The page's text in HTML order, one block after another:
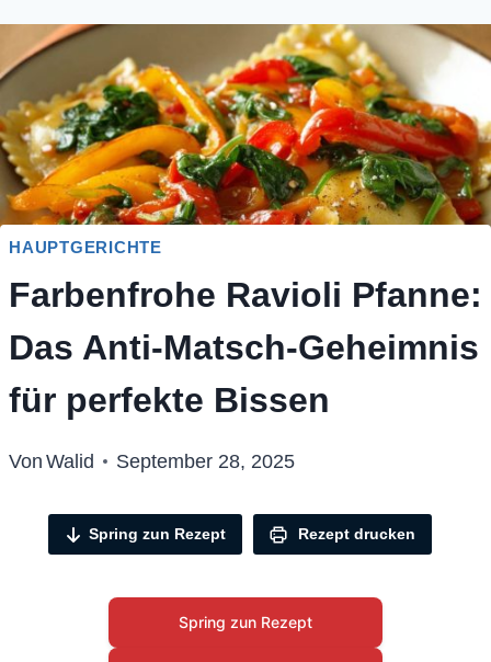
HAUPTGERICHTE
Farbenfrohe Ravioli Pfanne:
Das Anti-Matsch-Geheimnis
für perfekte Bissen
Von Walid September 28, 2025
Spring zun Rezept Rezept drucken
Spring zun Rezept